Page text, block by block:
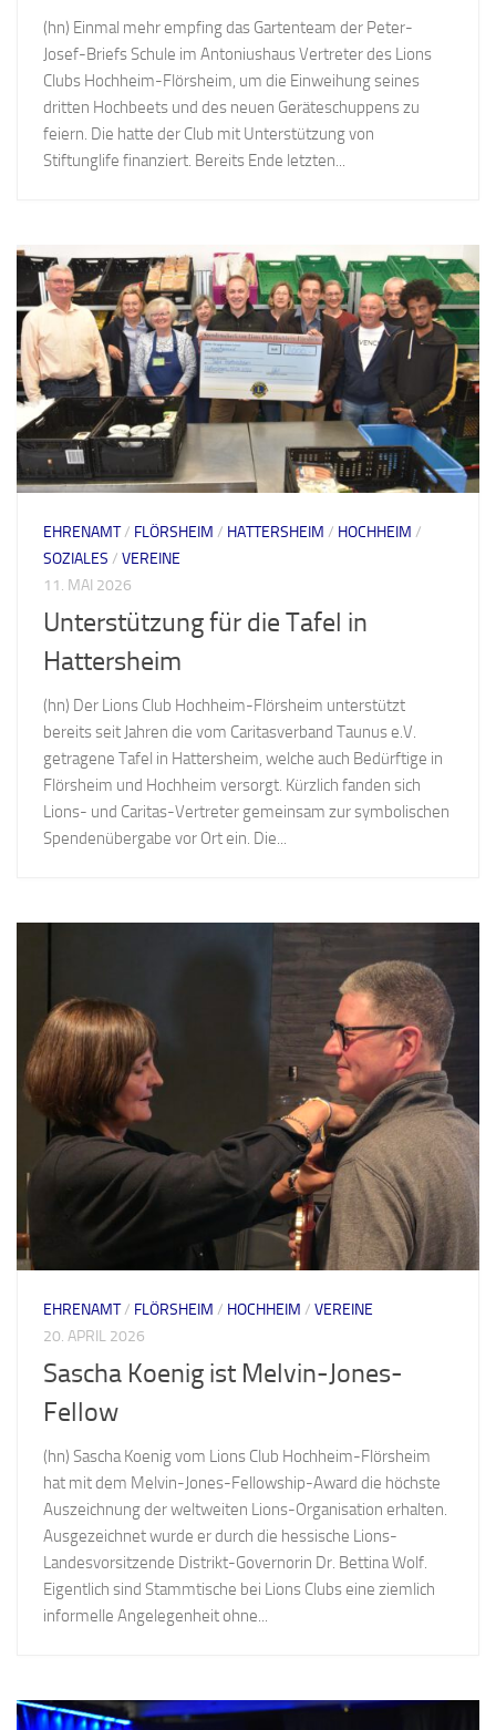
(hn) Einmal mehr empfing das Gartenteam der Peter-
Josef-Briefs Schule im Antoniushaus Vertreter des Lions
Clubs Hochheim-Flörsheim, um die Einweihung seines
dritten Hochbeets und des neuen Geräteschuppens zu
feiern. Die hatte der Club mit Unterstützung von
Stiftunglife finanziert. Bereits Ende letzten...
EHRENAMT/ FLÖRSHEIM / HATTERSHEIM / HOCHHEIM /
SOZIALES / VEREINE
11. MAI 2026
Unterstützung für die Tafel in
Hattersheim
(hn) Der Lions Club Hochheim-Flörsheim unterstützt
bereits seit Jahren die vom Caritasverband Taunus e.V.
getragene Tafel in Hattersheim, welche auch Bedürftige in
Flörsheim und Hochheim versorgt. Kürzlich fanden sich
Lions- und Caritas-Vertreter gemeinsam zur symbolischen
Spendenübergabe vor Ort ein. Die...
EHRENAMT/ FLÖRSHEIM / HOCHHEIM / VEREINE
20. APRIL 2026
Sascha Koenig ist Melvin-Jones-
Fellow
(hn) Sascha Koenig vom Lions Club Hochheim-Flörsheim
hat mit dem Melvin-Jones-Fellowship-Award die höchste
Auszeichnung der weltweiten Lions-Organisation erhalten.
Ausgezeichnet wurde er durch die hessische Lions-
Landesvorsitzende Distrikt-Governorin Dr. Bettina Wolf.
Eigentlich sind Stammtische bei Lions Clubs eine ziemlich
informelle Angelegenheit ohne...